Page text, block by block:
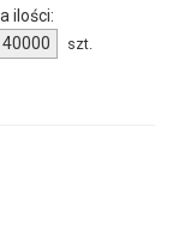
ilości:
szt.